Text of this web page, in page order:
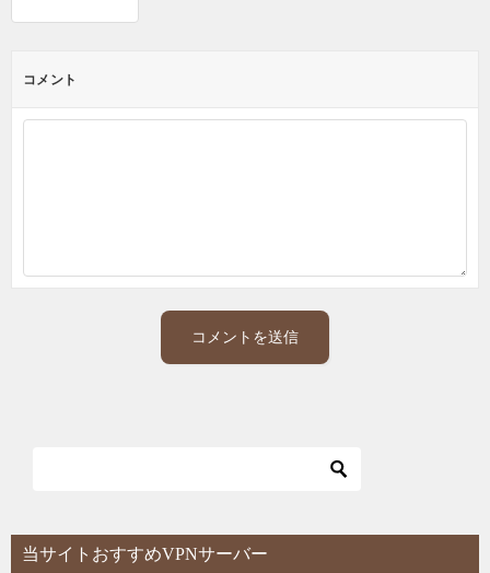
コメント
当サイトおすすめVPNサーバー